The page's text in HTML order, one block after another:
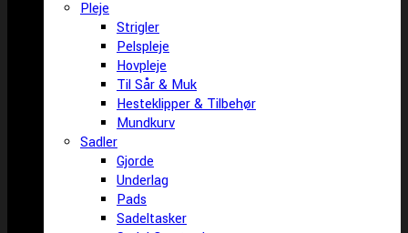
Pleje
Strigler
Pelspleje
Hovpleje
Til Sår & Muk
Hesteklipper & Tilbehør
Mundkurv
Sadler
Gjorde
Underlag
Pads
Sadeltasker